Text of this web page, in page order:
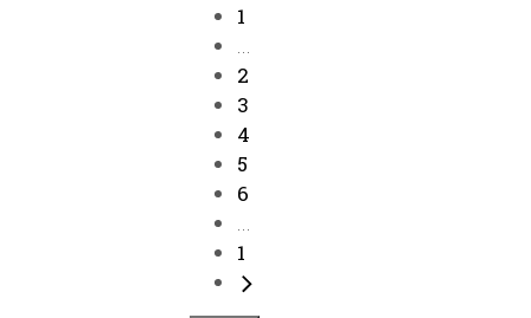
1
...
2
3
4
5
6
...
1